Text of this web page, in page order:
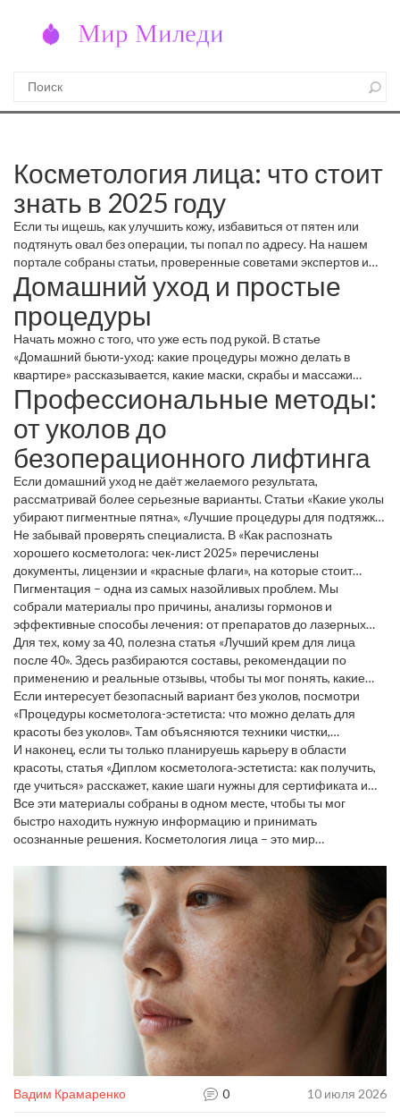
Косметология лица: что стоит
знать в 2025 году
Если ты ищешь, как улучшить кожу, избавиться от пятен или
подтянуть овал без операции, ты попал по адресу. На нашем
портале собраны статьи, проверенные советами экспертов и
реальными отзывами, которые помогут выбрать оптимальный
путь.
Домашний уход и простые
процедуры
Начать можно с того, что уже есть под рукой. В статье
«Домашний бьюти‑уход: какие процедуры можно делать в
квартире» рассказывается, какие маски, скрабы и массажи
действительно работают. Главное – подобрать средства под
свой тип кожи и не переусердствовать. Например,
микронедлинг дома подходит только для тех, у кого кожа не
склонна к воспалениям.
Профессиональные методы:
от уколов до
безоперационного лифтинга
Если домашний уход не даёт желаемого результата,
рассматривай более серьезные варианты. Статьи «Какие уколы
убирают пигментные пятна», «Лучшие процедуры для подтяжки
кожи» и «Как быстро подтянуть овал лица без операций и нитей»
дают полную картину: от мезотерапии витаминами С до
RF‑лифтинга. Выбирай то, что подходит твоему бюджету и
готовности к процедурам.
Не забывай проверять специалиста. В «Как распознать
хорошего косметолога: чек‑лист 2025» перечислены
документы, лицензии и «красные флаги», на которые стоит
обратить внимание. Это сэкономит время и деньги, а также
уберёт риск осложнений.
Пигментация – одна из самых назойливых проблем. Мы
собрали материалы про причины, анализы гормонов и
эффективные способы лечения: от препаратов до лазерных
аппаратов («Удаление пигментации: какой аппарат самый
эффективный и безопасный?»). Читай, выбирай, задавай
вопросы врачу.
Для тех, кому за 40, полезна статья «Лучший крем для лица
после 40». Здесь разбираются составы, рекомендации по
применению и реальные отзывы, чтобы ты мог понять, какие
ингредиенты действительно работают, а какие – пустой шум.
Если интересует безопасный вариант без уколов, посмотри
«Процедуры косметолога-эстетиста: что можно делать для
красоты без уколов». Там объясняются техники чистки,
гидрофейшл, мягкие пилинги и другие методы, которые можно
получать в салоне без риска.
И наконец, если ты только планируешь карьеру в области
красоты, статья «Диплом косметолога‑эстетиста: как получить,
где учиться» расскажет, какие шаги нужны для сертификата и
какие перспективы открываются после обучения.
Все эти материалы собраны в одном месте, чтобы ты мог
быстро находить нужную информацию и принимать
осознанные решения. Косметология лица – это мир
Вадим Крамаренко 0 10 июля 2026